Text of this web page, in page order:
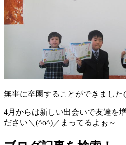
無事に卒園することができまし
4月からは新しい出会いで友達を
ださい＼(^o^)／まってるよぉ～